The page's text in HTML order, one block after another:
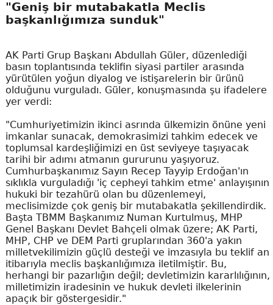
"Geniş bir mutabakatla Meclis
başkanlığımıza sunduk"
AK Parti Grup Başkanı Abdullah Güler, düzenlediği
basın toplantısında teklifin siyasi partiler arasında
yürütülen yoğun diyalog ve istişarelerin bir ürünü
olduğunu vurguladı. Güler, konuşmasında şu ifadelere
yer verdi:
"Cumhuriyetimizin ikinci asrında ülkemizin önüne yeni
imkanlar sunacak, demokrasimizi tahkim edecek ve
toplumsal kardeşliğimizi en üst seviyeye taşıyacak
tarihi bir adımı atmanın gururunu yaşıyoruz.
Cumhurbaşkanımız Sayın Recep Tayyip Erdoğan'ın
sıklıkla vurguladığı 'iç cepheyi tahkim etme' anlayışının
hukuki bir tezahürü olan bu düzenlemeyi,
meclisimizde çok geniş bir mutabakatla şekillendirdik.
Başta TBMM Başkanımız Numan Kurtulmuş, MHP
Genel Başkanı Devlet Bahçeli olmak üzere; AK Parti,
MHP, CHP ve DEM Parti gruplarından 360'a yakın
milletvekilimizin güçlü desteği ve imzasıyla bu teklif an
itibarıyla meclis başkanlığımıza iletilmiştir. Bu,
herhangi bir pazarlığın değil; devletimizin kararlılığının,
milletimizin iradesinin ve hukuk devleti ilkelerinin
apaçık bir göstergesidir."